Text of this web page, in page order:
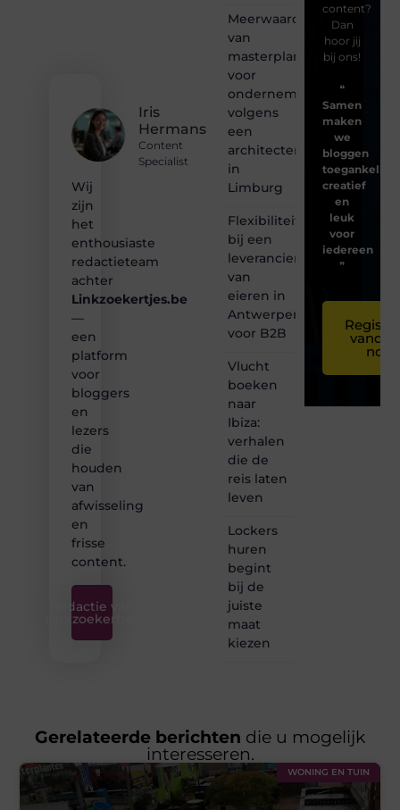
Iris
Hermans
Content
Specialist
Wij
zijn
het
enthousiaste
redactieteam
achter
Linkzoekertjes.be
—
een
platform
voor
bloggers
en
lezers
die
houden
van
afwisseling
en
frisse
content.
Redactie van
Linkzoekertjes
Meerwaarde
van
masterplanning
voor
ondernemingen
volgens
een
architectenbureau
in
Limburg
Flexibiliteit
bij een
leverancier
van
eieren in
Antwerpen
voor B2B
Vlucht
boeken
naar
Ibiza:
verhalen
die de
reis laten
leven
Lockers
huren
begint
bij de
juiste
maat
kiezen
content?
Dan
hoor jij
bij ons!
❝
Samen
maken
we
bloggen
toegankelijk,
creatief
en
leuk
voor
iedereen
❞
nog
Gerelateerde berichten die u mogelijk
interesseren.
WONING EN TUIN